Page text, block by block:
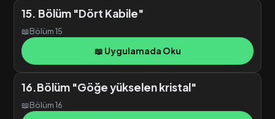
15. Bölüm "Dört Kabile"
📖Bölüm 15
📖 Uygulamada Oku
16.Bölüm "Göğe yükselen kristal"
📖Bölüm 16